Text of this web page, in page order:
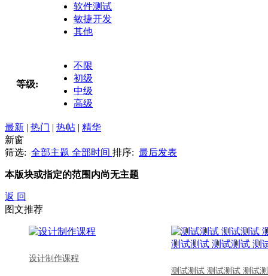
软件测试
敏捷开发
其他
等级:
不限
初级
中级
高级
最新 | 热门 | 热帖 | 精华
新窗
筛选: 全部主题 全部时间 排序: 最后发表
本版块或指定的范围内尚无主题
返 回
图文推荐
设计制作课程
测试测试 测试测试 测试